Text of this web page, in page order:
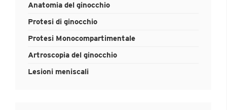
Anatomia del ginocchio
Protesi di ginocchio
Protesi Monocompartimentale
Artroscopia del ginocchio
Lesioni meniscali